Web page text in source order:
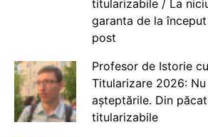
titularizabile / La
garanta de la
post
Profesor de Istorie
Titularizare 2026:
așteptările. Din
titularizabile